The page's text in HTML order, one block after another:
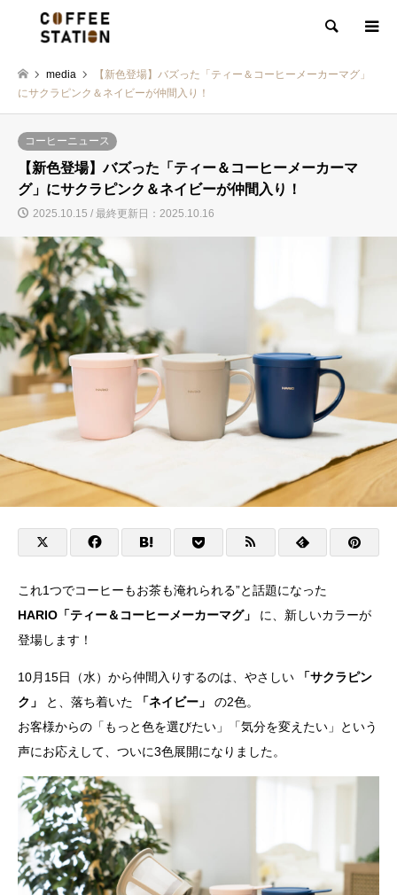
検索
media
【新色登場】バズった「ティー＆コーヒーメーカーマグ」
にサクラピンク＆ネイビーが仲間入り！
コーヒーニュース
【新色登場】バズった「ティー＆コーヒーメーカーマ
グ」にサクラピンク＆ネイビーが仲間入り！
2025.10.15 / 最終更新日：2025.10.16
これ1つでコーヒーもお茶も淹れられる”と話題になった
HARIO「ティー＆コーヒーメーカーマグ」
に、新しいカラーが
登場します！
10月15日（水）から仲間入りするのは、やさしい
「サクラピン
ク」
と、落ち着いた 「ネイビー」
の2色。
お客様からの「もっと色を選びたい」「気分を変えたい」という
声にお応えして、ついに3色展開になりました。